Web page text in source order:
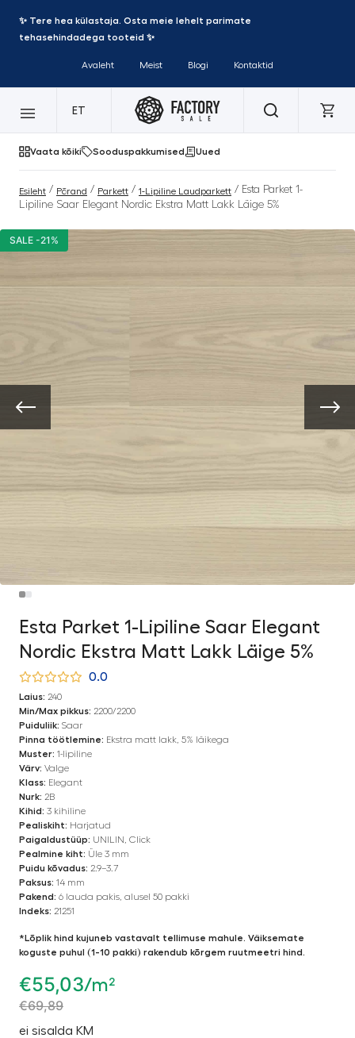
✨ Tere hea külastaja. Osta meie lehelt parimate
tehasehindadega tooteid ✨
Avaleht Meist Blogi Kontaktid
ET
Vaata kõiki Sooduspakkumised Uued
Esileht / Põrand / Parkett / 1-Lipiline Laudparkett / Esta Parket 1-
Lipiline Saar Elegant Nordic Ekstra Matt Lakk Läige 5%
SALE -21%
Esta Parket 1-Lipiline Saar Elegant
Nordic Ekstra Matt Lakk Läige 5%
0.0
Laius: 240
Min/Max pikkus: 2200/2200
Puiduliik: Saar
Pinna töötlemine: Ekstra matt lakk, 5% läikega
Muster: 1-lipiline
Värv: Valge
Klass: Elegant
Nurk: 2B
Kihid: 3 kihiline
Pealiskiht: Harjatud
Paigaldustüüp: UNILIN, Click
Pealmine kiht: Üle 3 mm
Puidu kõvadus: 2.9–3.7
Paksus: 14 mm
Pakend: 6 lauda pakis, alusel 50 pakki
Indeks: 21251
*Lõplik hind kujuneb vastavalt tellimuse mahule. Väiksemate
koguste puhul (1-10 pakki) rakendub kõrgem ruutmeetri hind.
€55,03/m²
€69,89
ei sisalda KM